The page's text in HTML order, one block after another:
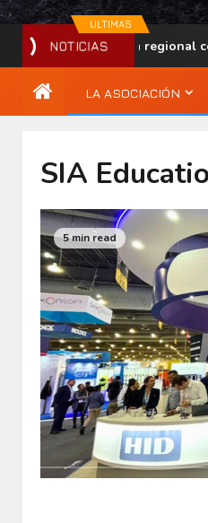
ULTIMAS
NOTICIAS
su presencia regional con
LA ASOCIACIÓN
SIA
5 min read